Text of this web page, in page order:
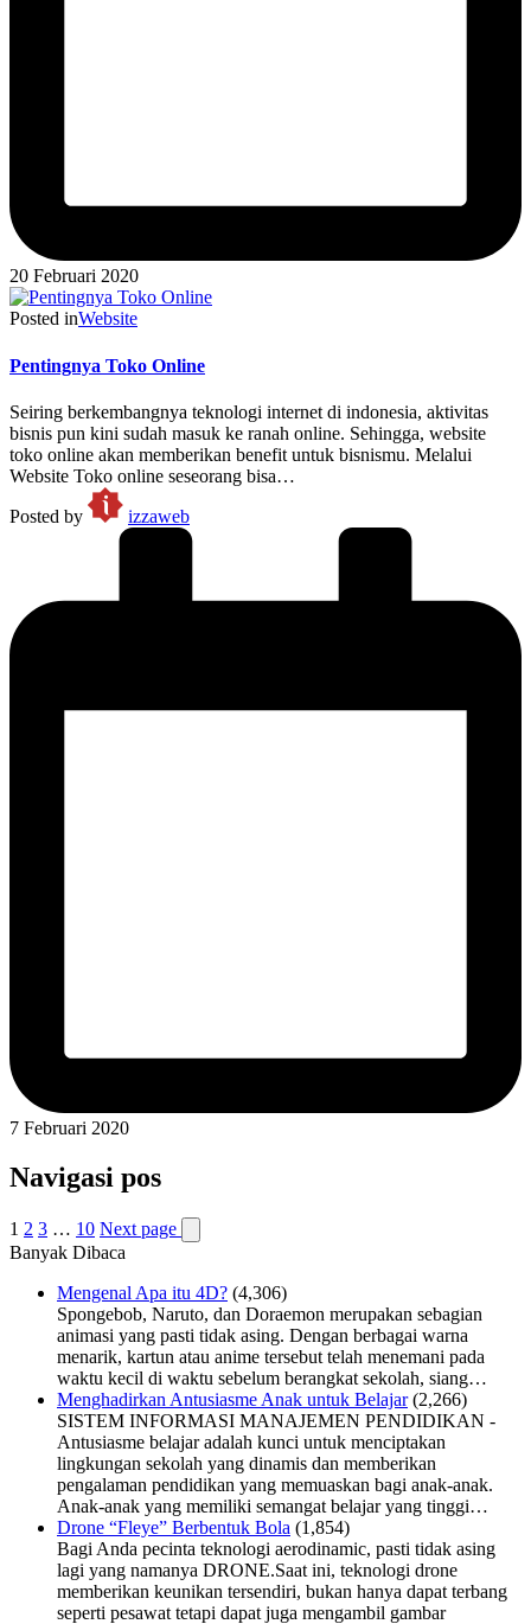
20 Februari 2020
Posted inWebsite
Pentingnya Toko Online
Seiring berkembangnya teknologi internet di indonesia, aktivitas
bisnis pun kini sudah masuk ke ranah online. Sehingga, website
toko online akan memberikan benefit untuk bisnismu. Melalui
Website Toko online seseorang bisa…
Posted by
izzaweb
7 Februari 2020
Navigasi pos
1 2 3 … 10 Next page
Banyak Dibaca
Mengenal Apa itu 4D? (4,306)
Spongebob, Naruto, dan Doraemon merupakan sebagian
animasi yang pasti tidak asing. Dengan berbagai warna
menarik, kartun atau anime tersebut telah menemani pada
waktu kecil di waktu sebelum berangkat sekolah, siang…
Menghadirkan Antusiasme Anak untuk Belajar (2,266)
SISTEM INFORMASI MANAJEMEN PENDIDIKAN -
Antusiasme belajar adalah kunci untuk menciptakan
lingkungan sekolah yang dinamis dan memberikan
pengalaman pendidikan yang memuaskan bagi anak-anak.
Anak-anak yang memiliki semangat belajar yang tinggi…
Drone “Fleye” Berbentuk Bola (1,854)
Bagi Anda pecinta teknologi aerodinamic, pasti tidak asing
lagi yang namanya DRONE.Saat ini, teknologi drone
memberikan keunikan tersendiri, bukan hanya dapat terbang
seperti pesawat tetapi dapat juga mengambil gambar